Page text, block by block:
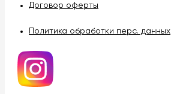
Договор оферты
Политика обработки перс. данных